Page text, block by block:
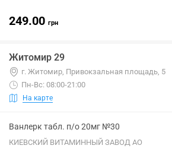
249.00 грн
Житомир 29
г. Житомир, Привокзальная площадь, 5
Пн-Вс: 08:00-21:00
На карте
Ванлерк табл. п/о 20мг №30
КИЕВСКИЙ ВИТАМИННЫЙ ЗАВОД АО